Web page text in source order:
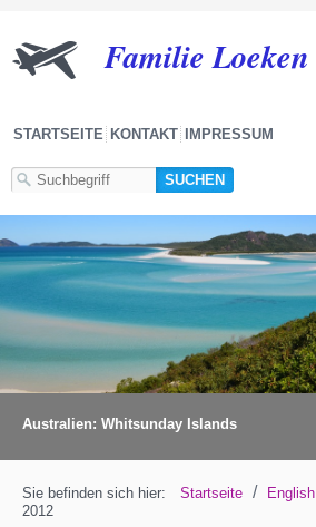
Familie Loeken
STARTSEITE KONTAKT IMPRESSUM
Australien: Whitsunday Islands
Sie befinden sich hier: Startseite / English
2012